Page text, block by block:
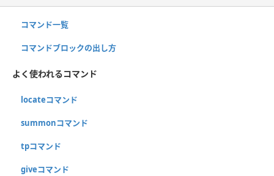
コマンド一覧
コマンドブロックの出し方
よく使われるコマンド
locateコマンド
summonコマンド
tpコマンド
giveコマンド